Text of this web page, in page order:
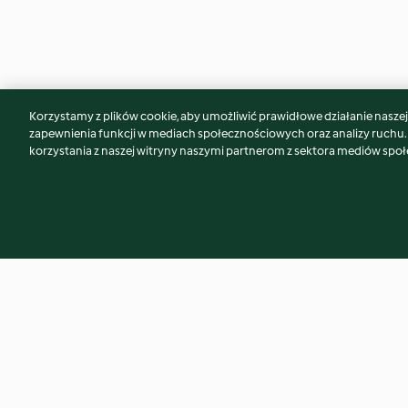
Może spodoba Ci się również...
Korzystamy z plików cookie, aby umożliwić prawidłowe działanie
zapewnienia funkcji w mediach społecznościowych oraz analizy
korzystania z naszej witryny naszymi partnerom z sektora mediów